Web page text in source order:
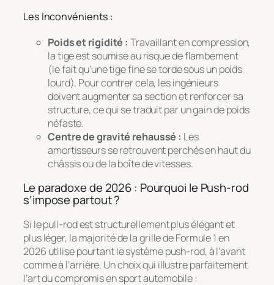
Les Inconvénients :
Poids et rigidité : Travaillant en compression,
la tige est soumise au risque de flambement
(le fait qu’une tige fine se torde sous un poids
lourd). Pour contrer cela, les ingénieurs
doivent augmenter sa section et renforcer sa
structure, ce qui se traduit par un gain de poids
néfaste.
Centre de gravité rehaussé : Les
amortisseurs se retrouvent perchés en haut du
châssis ou de la boîte de vitesses.
Le paradoxe de 2026 : Pourquoi le Push-rod
s’impose partout ?
Si le pull-rod est structurellement plus élégant et
plus léger, la majorité de la grille de Formule 1 en
2026 utilise pourtant le système push-rod, à l’avant
comme à l’arrière. Un choix qui illustre parfaitement
l’art du compromis en sport automobile :